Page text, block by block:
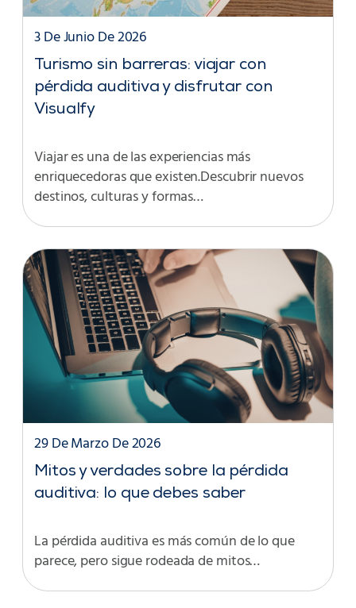
Turismo sin barreras: viajar con
pérdida auditiva y disfrutar con
Visualfy
3 De Junio De 2026
Viajar es una de las experiencias más
enriquecedoras que existen.Descubrir nuevos
destinos, culturas y formas…
Mitos y verdades sobre la pérdida
auditiva: lo que debes saber
29 De Marzo De 2026
La pérdida auditiva es más común de lo que
parece, pero sigue rodeada de mitos…